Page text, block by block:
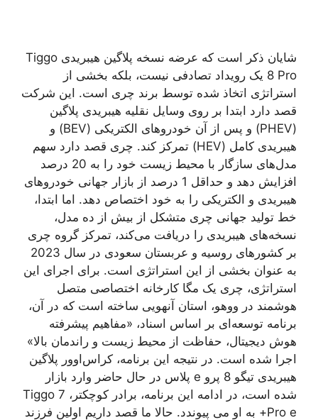
شایان ذکر است که عرضه نسخه پلاگین هیبریدی Tiggo
8 Pro یک رویداد تصادفی نیست، بلکه بخشی از
استراتژی اتخاذ شده توسط برند چری است. این شرکت
قصد دارد ابتدا بر روی وسایل نقلیه هیبریدی پلاگین
(PHEV) و پس از آن خودروهای الکتریکی (BEV) و
هیبریدی کامل (HEV) تمرکز کند. چری قصد دارد سهم
مدل‌های سازگار با محیط زیست خود را به 20 درصد
افزایش دهد و حداقل 1 درصد از بازار جهانی خودروهای
هیبریدی و الکتریکی را به خود اختصاص دهد. اما ابتدا،
خط تولید جهانی چری متشکل از بیش از ده مدل،
نسخه‌های هیبریدی را دریافت می‌کند، تمرکز گروه چری
بر کشورهای روسیه و عربستان سعودی در سال 2023
به عنوان بخشی از این استراتژی است. برای اجرای این
استراتژی، چری یک مگا کارخانه اختصاصی متصل
هوشمند در ووهو، استان آنهویی ساخته است که در آن،
برنامه توسعه‌ای بر اساس اسناد، «مفاهیم پیشرفته
هوش دیجیتال، حفاظت از محیط زیست و راندمان بالا»
اجرا شده است. در نتیجه این برنامه، کراس‌اوور پلاگین
هیبریدی تیگو 8 پرو e پلاس در حال حاضر وارد بازار
شده است، در ادامه این برنامه، برادر کوچکتر، Tiggo 7
Pro e+ به او می پیوندد. حالا ما قصد داریم اولین فرزند